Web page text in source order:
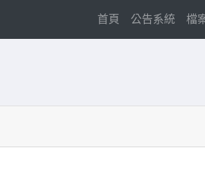
首頁 (current)
公告系統 檔